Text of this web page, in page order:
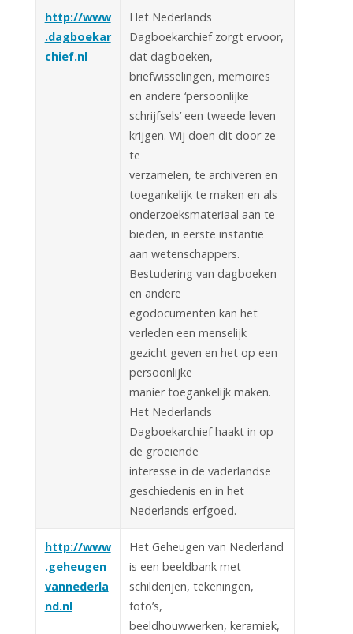
http://www
.dagboekar
chief.nl
Het Nederlands
Dagboekarchief zorgt ervoor,
dat dagboeken,
briefwisselingen, memoires
en andere ‘persoonlijke
schrijfsels’ een tweede leven
krijgen. Wij doen dit door ze
te
verzamelen, te archiveren en
toegankelijk te maken en als
onderzoeksmateriaal aan te
bieden, in eerste instantie
aan wetenschappers.
Bestudering van dagboeken
en andere
egodocumenten kan het
verleden een menselijk
gezicht geven en het op een
persoonlijke
manier toegankelijk maken.
Het Nederlands
Dagboekarchief haakt in op
de groeiende
interesse in de vaderlandse
geschiedenis en in het
Nederlands erfgoed.
http://www
.geheugen
vannederla
nd.nl
Het Geheugen van Nederland
is een beeldbank met
schilderijen, tekeningen,
foto’s,
beeldhouwwerken, keramiek,